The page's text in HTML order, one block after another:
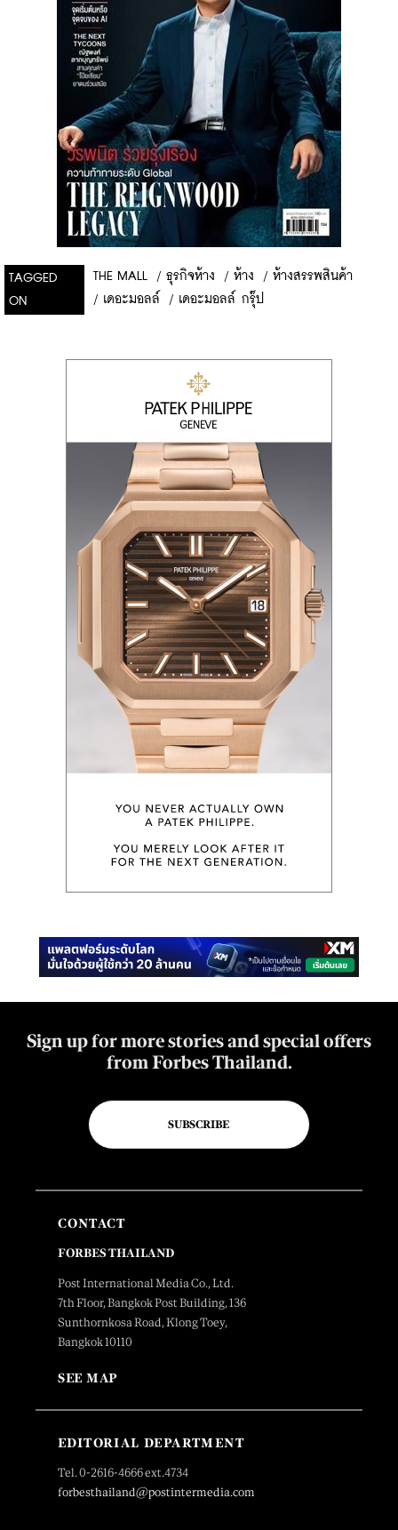
TAGGED
ON
THE MALL / ธุรกิจห้าง / ห้าง / ห้างสรรพสินค้า
/ เดอะมอลล์ / เดอะมอลล์ กรุ๊ป
Sign up for more stories and special offers
from Forbes Thailand.
SUBSCRIBE
CONTACT
FORBES THAILAND
Post International Media Co., Ltd.
7th Floor, Bangkok Post Building, 136
Sunthornkosa Road, Klong Toey,
Bangkok 10110
SEE MAP
EDITORIAL DEPARTMENT
Tel. 0-2616-4666 ext.4734
forbesthailand@postintermedia.com